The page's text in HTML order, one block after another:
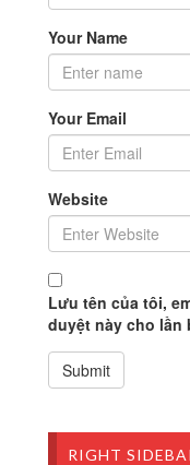
Your Name
Your Email
Website
Lưu tên của tôi,
duyệt này cho lần
RIGHT